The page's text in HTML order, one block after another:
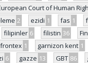
Court of Human
2 ezidi 1 fas 1
filipinler 6 filistin 36
frontex 1 garnizon kent 1
6 gazze 13 GBT 86